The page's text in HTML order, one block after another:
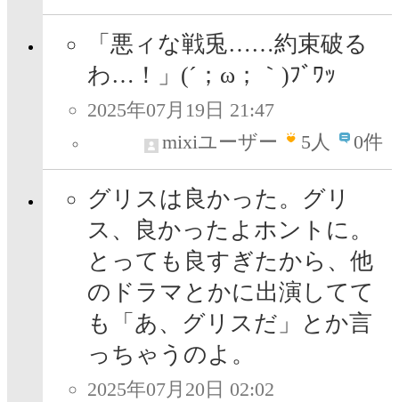
「悪ィな戦兎……約束破る
わ…！」(´；ω；｀)ﾌﾞﾜｯ
2025年07月19日 21:47
mixiユーザー
5人 0件
グリスは良かった。グリ
ス、良かったよホントに。
とっても良すぎたから、他
のドラマとかに出演してて
も「あ、グリスだ」とか言
っちゃうのよ。
2025年07月20日 02:02